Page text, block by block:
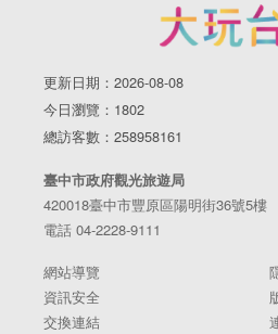
更新日期：2026-08-08
今日瀏覽：1802
總訪客數：258958161
臺中市政府觀光旅遊局
420018臺中市豐原區陽明街36號5樓
電話 04-2228-9111
網站導覽
資訊安全
交換連結